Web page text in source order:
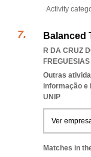
Activity
Balanced
R DA CRUZ
Outras
informação e
UNIP
Ver
Matches in